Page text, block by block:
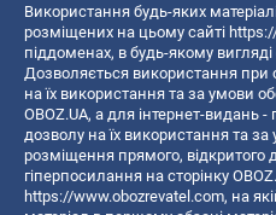
Використання будь-яких
розміщених на цьому сайті
піддоменах, в будь-якому
Дозволяється використання при
на їх використання та за умови
OBOZ.UA, а для інтернет-видань
дозволу на їх використання та
розміщення прямого, відкритого
гіперпосилання на сторінку
https://www.obozrevatel.com, на